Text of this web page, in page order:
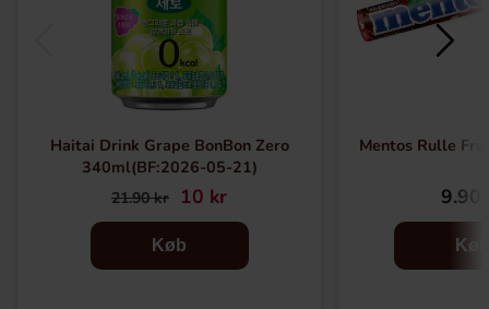
Haitai Drink Grape BonBon Zero
340ml(BF:2026-05-21)
21.90 kr 10 kr
Køb
Mentos Rulle
9.90
Køb